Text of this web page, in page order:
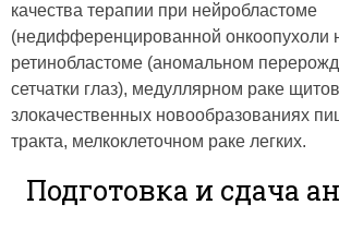
качества терапии при нейробластоме
(недифференцированной онкоопухоли
ретинобластоме (аномальном
сетчатки глаз), медуллярном раке
злокачественных новообразованиях
тракта, мелкоклеточном раке легких.
Подготовка и сдача